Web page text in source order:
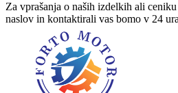
Za vprašanja o naših izdelkih ali
naslov in kontaktirali vas bomo v 24